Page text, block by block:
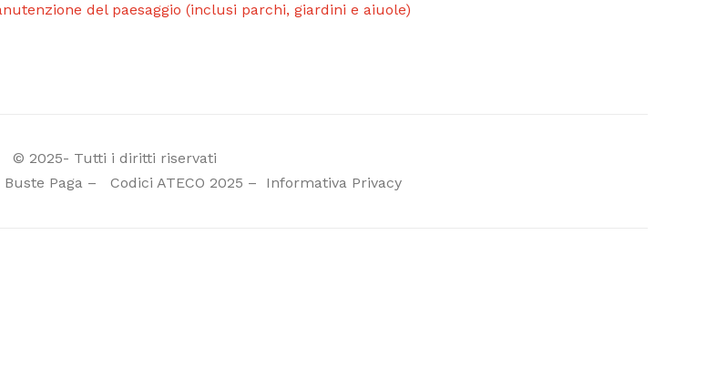
del paesaggio (inclusi parchi, giardini e aiuole)
© 2025- Tutti i diritti riservati
Paga– Codici ATECO 2025 – Informativa Privacy